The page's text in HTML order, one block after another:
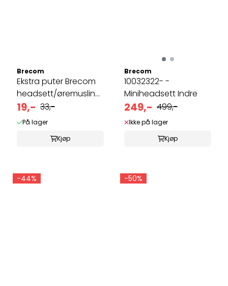
Brecom
Ekstra puter Brecom
headsett/øremusling
indre ...
19,- 33,-
På lager
Kjøp
Brecom
10032322- -
Miniheadsett Indre
249,- 499,-
Ikke på lager
Kjøp
-44% -50%